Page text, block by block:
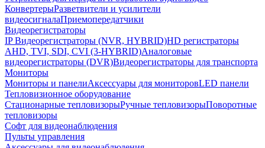
КонвертерыРазветвители и усилители
видеосигналаПриемопередатчики
Видеорегистраторы
IP Видеорегистраторы (NVR, HYBRID)HD регистраторы
AHD, TVI, SDI, CVI (3-HYBRID)Аналоговые
видеорегистраторы (DVR)Видеорегистраторы для транспорта
Мониторы
Мониторы и панелиАксессуары для мониторовLED панели
Тепловизионное оборудование
Стационарные тепловизорыРучные тепловизорыПоворотные
тепловизоры
Софт для видеонаблюдения
Пульты управления